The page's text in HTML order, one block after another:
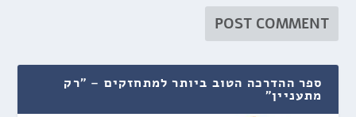
ספר ההדרכה הטוב ביותר למתחזקים – "רק
מתעניין"